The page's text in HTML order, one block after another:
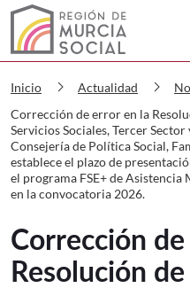
Murcia Social
Inicio chevron_right Actualidad chevron_right
Corrección de error en la
Servicios Sociales, Tercer
Consejería de Política Social,
establece el plazo de
el programa FSE+ de
en la convocatoria 2026.
Corrección
Resolución